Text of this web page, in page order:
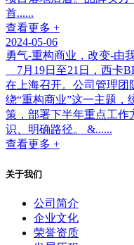
首......
查看更多 +
2024-05-06
勇气-重构商业，改变-由
7月19日至21日，西卡
在上海召开。公司管理团
绕“重构商业”这一主题，
策，部署下半年重点工作
识、明确路径。 &......
查看更多 +
关于我们
公司简介
企业文化
荣誉资质